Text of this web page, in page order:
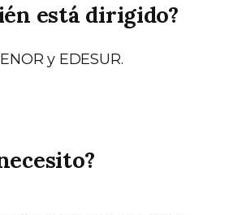
está dirigido?
y EDESUR.